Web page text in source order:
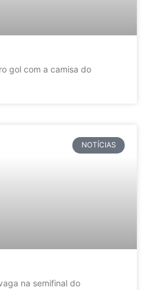
gol com a camisa do
NOTÍCIAS
na semifinal do